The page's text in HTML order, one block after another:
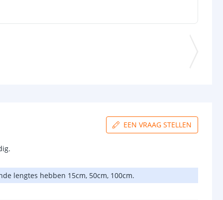
EEN VRAAG STELLEN
lengtes hebben 15cm, 50cm, 100cm.